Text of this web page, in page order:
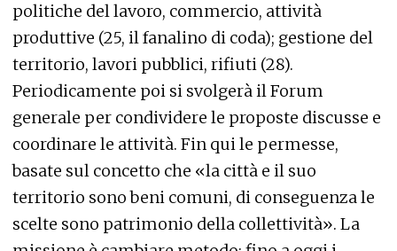
politiche del lavoro, commercio, attività
produttive (25, il fanalino di coda); gestione del
territorio, lavori pubblici, rifiuti (28).
Periodicamente poi si svolgerà il Forum
generale per condividere le proposte discusse e
coordinare le attività. Fin qui le permesse,
basate sul concetto che «la città e il suo
territorio sono beni comuni, di conseguenza le
scelte sono patrimonio della collettività». La